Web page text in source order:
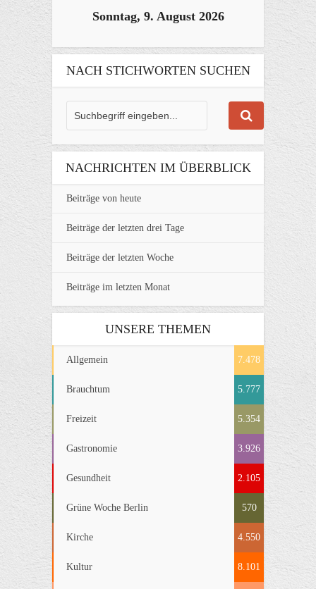
Sonntag, 9. August 2026
NACH STICHWORTEN SUCHEN
NACHRICHTEN IM ÜBERBLICK
Beiträge von heute
Beiträge der letzten drei Tage
Beiträge der letzten Woche
Beiträge im letzten Monat
UNSERE THEMEN
Allgemein 7.478
Brauchtum 5.777
Freizeit 5.354
Gastronomie 3.926
Gesundheit 2.105
Grüne Woche Berlin 570
Kirche 4.550
Kultur 8.101